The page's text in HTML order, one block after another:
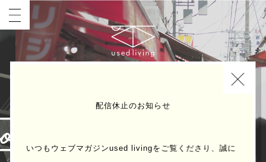
配信休止のお知らせ
いつもウェブマガジンused livingをご覧くださり、誠に